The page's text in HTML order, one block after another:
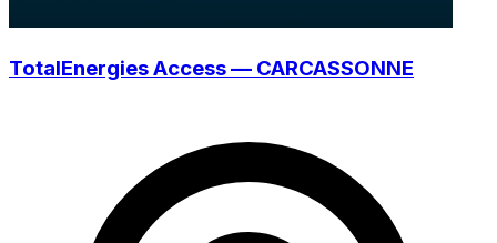
TotalEnergies Access — CARCASSONNE